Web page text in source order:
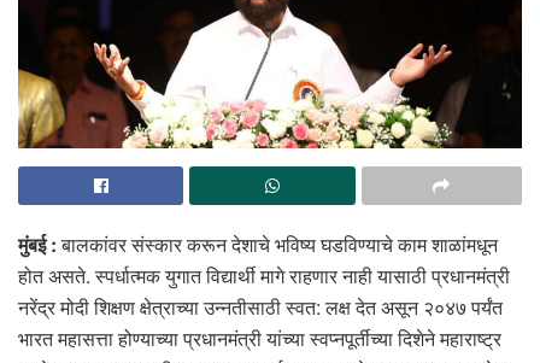
मुंबई :बालकांवर संस्कार करून देशाचे भविष्य घडविण्याचे काम शाळांमधून
होत असते. स्पर्धात्मक युगात विद्यार्थी मागे राहणार नाही यासाठी प्रधानमंत्री
नरेंद्र मोदी शिक्षण क्षेत्राच्या उन्नतीसाठी स्वत: लक्ष देत असून २०४७ पर्यंत
भारत महासत्ता होण्याच्या प्रधानमंत्री यांच्या स्वप्नपूर्तीच्या दिशेने महाराष्ट्र